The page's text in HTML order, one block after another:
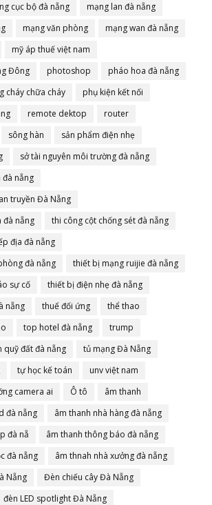
cục bộ đà nẵng
mạng lan đà nẵng
mạng văn phòng
mạng wan đà nẵng
mỹ áp thuế việt nam
Đông
photoshop
pháo hoa đà nẵng
cháy chữa cháy
phụ kiện kết nối
remote dektop
router
sông hàn
sản phẩm điện nhẹ
sở tài nguyên môi trường đà nẵng
nẵng
truyền Đà Nẵng
đà nẵng
thi công cột chống sét đà nẵng
địa đà nẵng
đà nẵng
thiết bị mạng ruijie đà nẵng
sự cố
thiết bị điện nhẹ đà nẵng
nẵng
thuế đối ứng
thể thao
top hotel đà nẵng
trump
đất đà nẵng
tủ mạng Đà Nẵng
tự học kế toán
unv việt nam
camera ai Ô tô
âm thanh
đà nẵng
âm thanh nhà hàng đà nẵng
đà nẵ
âm thanh thông báo đà nẵng
đà nẵng
âm thnah nhà xưởng đà nẵng
Nẵng
Đèn chiếu cây Đà Nẵng
đèn LED spotlight Đà Nẵng